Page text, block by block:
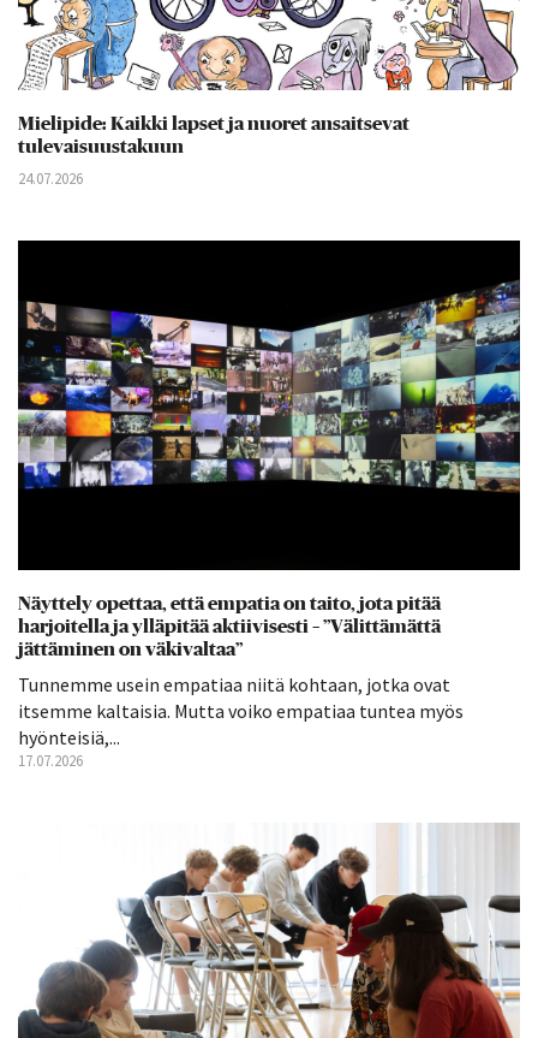
Mielipide: Kaikki lapset ja nuoret ansaitsevat
tulevaisuustakuun
24.07.2026
Näyttely opettaa, että empatia on taito, jota pitää
harjoitella ja ylläpitää aktiivisesti – ”Välittämättä
jättäminen on väkivaltaa”
Tunnemme usein empatiaa niitä kohtaan, jotka ovat
itsemme kaltaisia. Mutta voiko empatiaa tuntea myös
hyönteisiä,...
17.07.2026